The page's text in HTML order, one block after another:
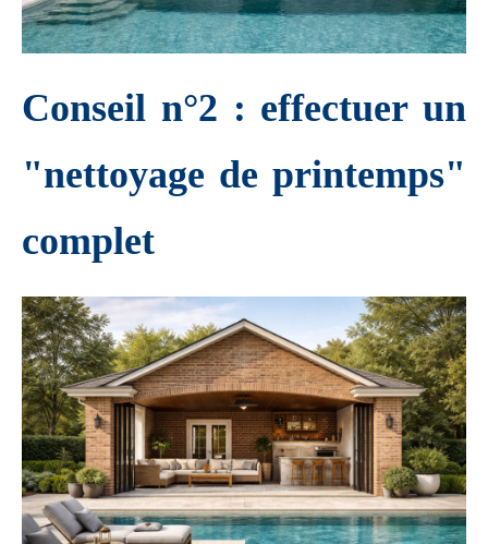
Conseil n°2 : effectuer un
"nettoyage de printemps"
complet